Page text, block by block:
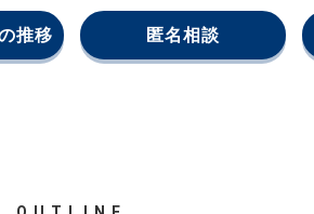
推移 匿名相談